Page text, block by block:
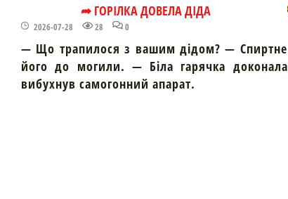
➦ ГОРІЛКА ДОВЕЛА ДІДА
2026-07-28 28 0
— Що трапилося з вашим дідом? —
його до могили. — Біла гарячка
вибухнув самогонний апарат.